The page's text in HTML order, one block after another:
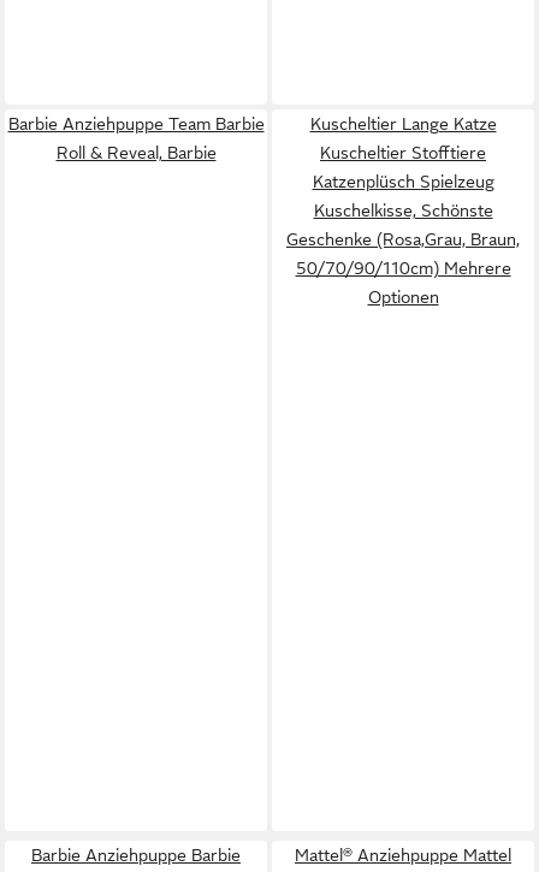
Barbie Anziehpuppe Team Barbie
Roll & Reveal, Barbie
Kuscheltier Lange Katze
Kuscheltier Stofftiere
Katzenplüsch Spielzeug
Kuschelkisse, Schönste
Geschenke (Rosa,Grau, Braun,
50/70/90/110cm) Mehrere
Optionen
Barbie Anziehpuppe Barbie
Mattel® Anziehpuppe Mattel